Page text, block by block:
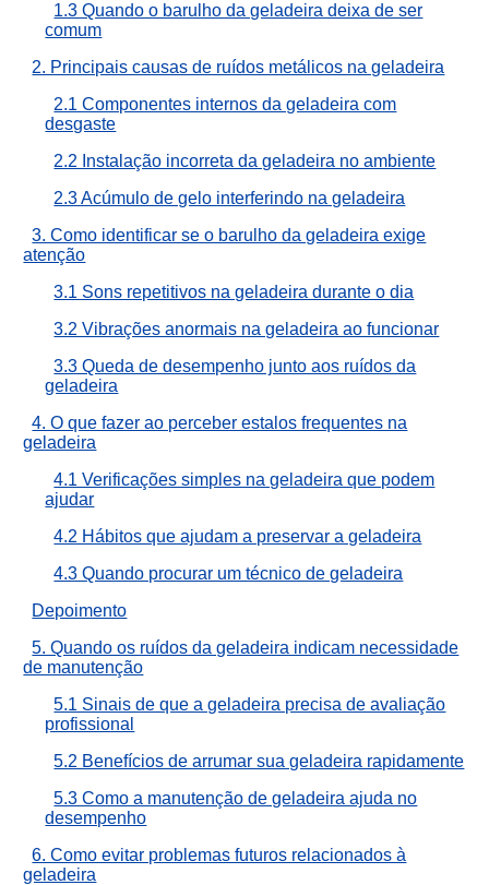
1.3 Quando o barulho da geladeira deixa de ser
comum
2. Principais causas de ruídos metálicos na geladeira
2.1 Componentes internos da geladeira com
desgaste
2.2 Instalação incorreta da geladeira no ambiente
2.3 Acúmulo de gelo interferindo na geladeira
3. Como identificar se o barulho da geladeira exige
atenção
3.1 Sons repetitivos na geladeira durante o dia
3.2 Vibrações anormais na geladeira ao funcionar
3.3 Queda de desempenho junto aos ruídos da
geladeira
4. O que fazer ao perceber estalos frequentes na
geladeira
4.1 Verificações simples na geladeira que podem
ajudar
4.2 Hábitos que ajudam a preservar a geladeira
4.3 Quando procurar um técnico de geladeira
Depoimento
5. Quando os ruídos da geladeira indicam necessidade
de manutenção
5.1 Sinais de que a geladeira precisa de avaliação
profissional
5.2 Benefícios de arrumar sua geladeira rapidamente
5.3 Como a manutenção de geladeira ajuda no
desempenho
6. Como evitar problemas futuros relacionados à
geladeira